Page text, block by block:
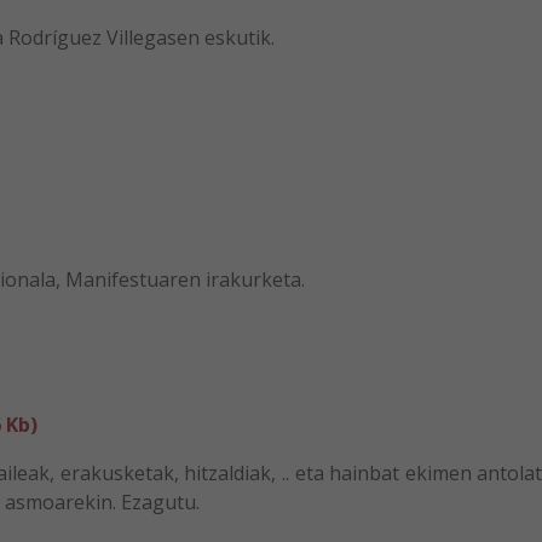
Villegasen eskutik.
Manifestuaren irakurketa.
Kb)
erakusketak, hitzaldiak, .. eta hainbat ekimen
Ezagutu.